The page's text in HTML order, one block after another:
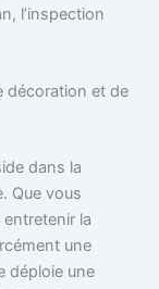
l’inspection
décoration et de
dans la
Que vous
la
une
déploie une